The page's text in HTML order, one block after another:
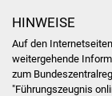
HINWEISE
Auf den
weitergehende
zum
"Führungszeugnis